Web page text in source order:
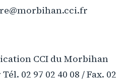
CCI du Morbihan
02 97 02 40 08 / Fax. 02